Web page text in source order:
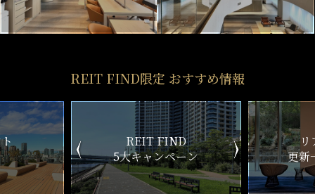
REIT FIND限定 おすすめ情報
ン
リアルタイム
更新一覧チェック
新